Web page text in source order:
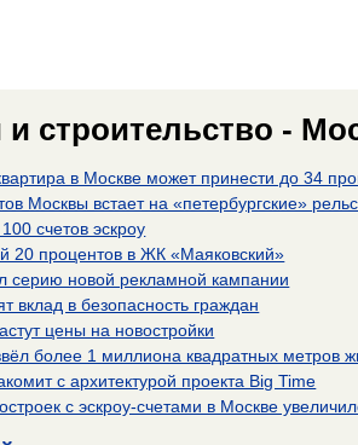
строительство -
в Москве может принести до 34
Москвы встает на «петербургские»
счетов эскроу
20 процентов в ЖК «Маяковский»
серию новой рекламной кампании
вклад в безопасность граждан
цены на новостройки
более 1 миллиона квадратных метров
с архитектурой проекта Big Time
с эскроу-счетами в Москве